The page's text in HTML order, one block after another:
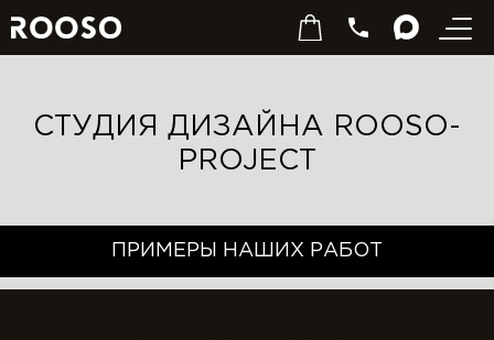
СТУДИЯ ДИЗАЙНА ROOSO-
PROJECT
ПРИМЕРЫ НАШИХ РАБОТ